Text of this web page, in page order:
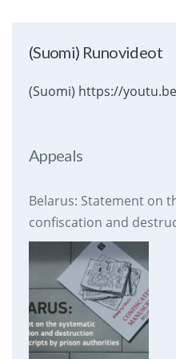
(Suomi) Runovideot
(Suomi) https://
Appeals
Belarus: Statement on
confiscation and
prison authorities